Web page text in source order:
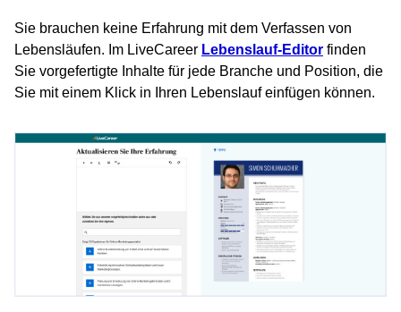
Sie brauchen keine Erfahrung mit dem Verfassen von
Lebensläufen. Im LiveCareer Lebenslauf-Editor finden
Sie vorgefertigte Inhalte für jede Branche und Position, die
Sie mit einem Klick in Ihren Lebenslauf einfügen können.